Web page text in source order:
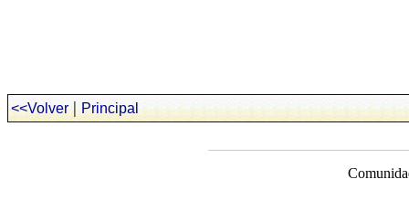
<<Volver|Principal